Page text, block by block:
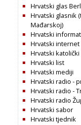
Hrvatski glas
Hrvatski glasnik
Mađarskoj)
Hrvatski
Hrvatski internet
Hrvatski
Hrvatski list
Hrvatski mediji
Hrvatski radio -
Hrvatski radio -
Hrvatski radio
Hrvatski sabor
Hrvatski tjednik